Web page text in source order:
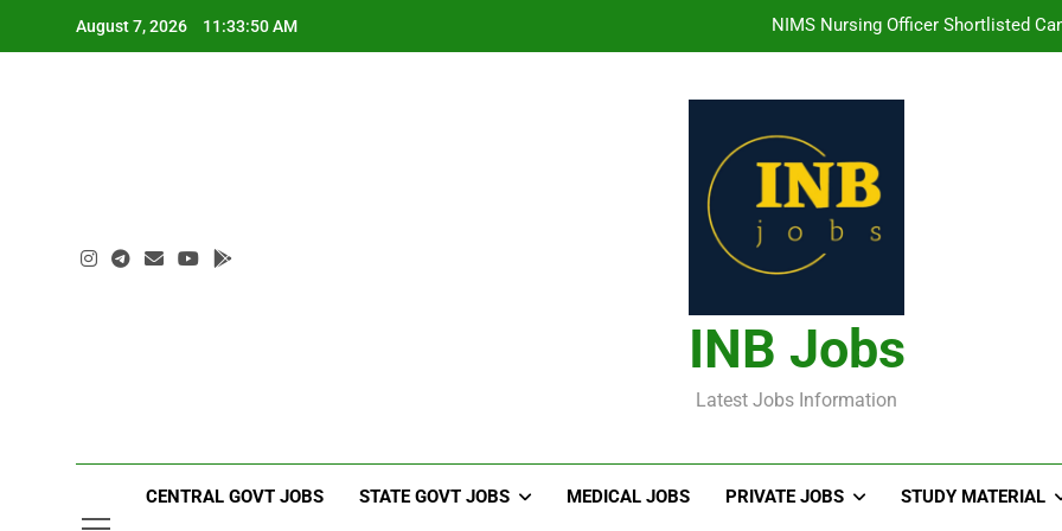
August 7, 2026 11:33:51 AM తిరుమల తిరుపతి దేవస్థానం సంస్థలో
NIMS Nursing Officer Shortlisted
తిరుమల తిరుపతి దేవస్థానం సంస్థలో ఉద్యోగాలు
INB Jobs
Latest Jobs Information
CENTRAL GOVT JOBS STATE GOVT JOBS MEDICAL JOBS PRIVATE JOBS STUDY MATERIAL